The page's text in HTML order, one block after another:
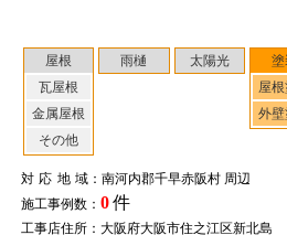
屋根
瓦屋根
金属屋根
その他
雨樋 太陽光
塗
屋
外壁
対応地域：南河内郡千早赤阪村 周辺
施工事例数： 0件
工事店住所：大阪府大阪市住之江区新北島